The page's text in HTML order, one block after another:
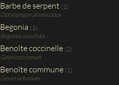
Barbe de serpent (1)
Ophiopogon planiscapus
Begonia (1)
Begonia cucullata
Benoîte coccinelle (2)
Geun coccineum
Benoîte commune (1)
Geum urbanum